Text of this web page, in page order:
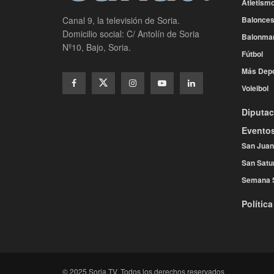
Canal 9, la televisión de Soria.
Domicilio social: C/ Antolín de Soria
Nº10, Bajo, Soria.
Fútbol
Más
Voleibol
San Juan
San
Semana
Política
© 2025 Soria TV. Todos los derechos reservados